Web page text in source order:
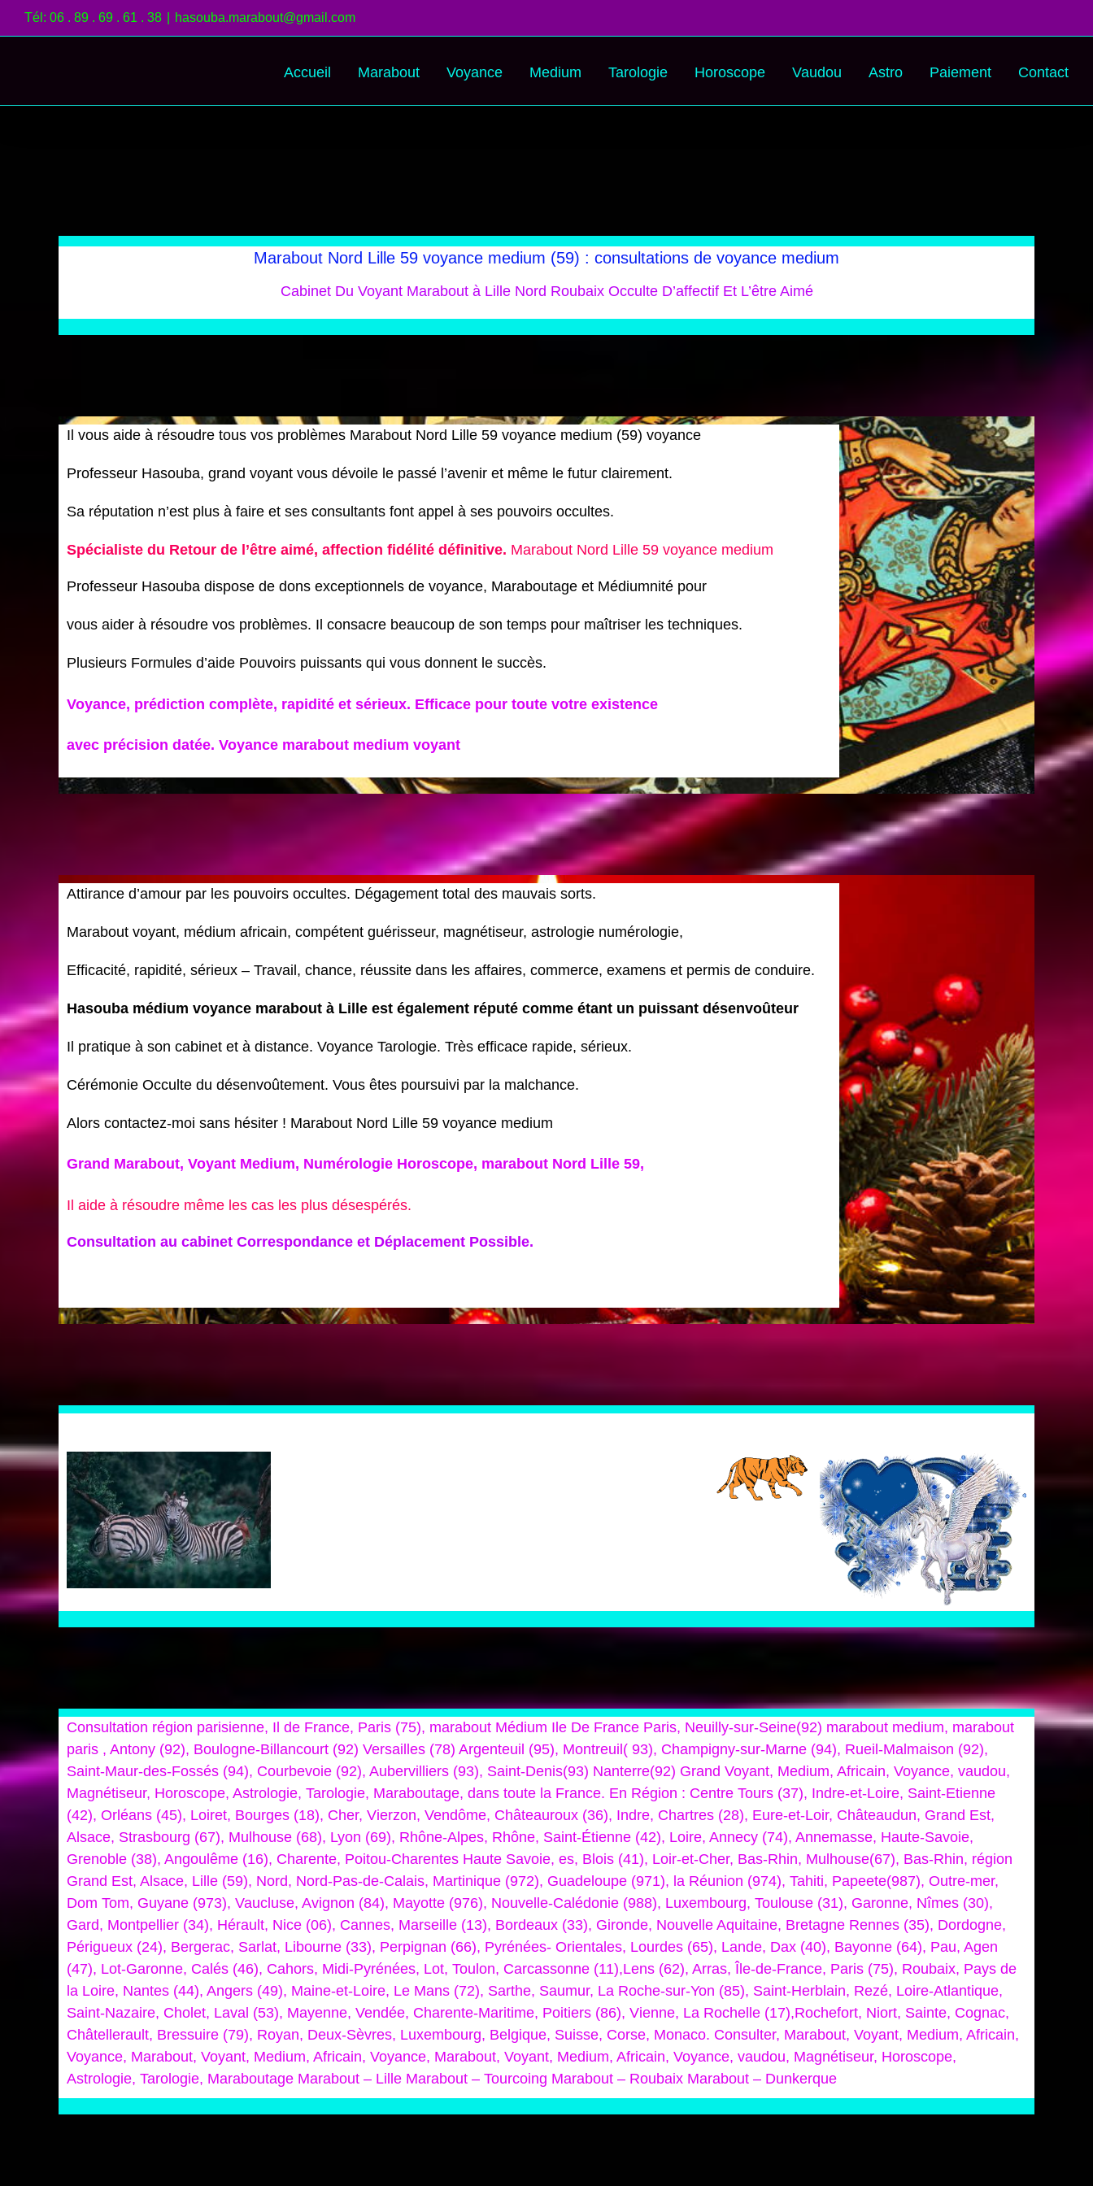
Passer
au
Tél: 06 . 89 . 69 . 61 . 38 hasouba.marabout@gmail.com
Accueil Marabout Voyance Medium Tarologie Horoscope Vaudou Astro Paiement Contact
Marabout Nord Lille 59 voyance medium (59) : consultations de voyance medium
Cabinet Du Voyant Marabout à Lille Nord Roubaix Occulte D’affectif Et L’être Aimé
Il vous aide à résoudre tous vos problèmes Marabout Nord Lille 59 voyance medium (59) voyance
Professeur Hasouba, grand voyant vous dévoile le passé l’avenir et même le futur clairement.
Sa réputation n’est plus à faire et ses consultants font appel à ses pouvoirs occultes.
Spécialiste du Retour de l’être aimé, affection fidélité définitive. Marabout Nord Lille 59 voyance medium
Professeur Hasouba dispose de dons exceptionnels de voyance, Maraboutage et Médiumnité pour
vous aider à résoudre vos problèmes. Il consacre beaucoup de son temps pour maîtriser les techniques.
Plusieurs Formules d’aide Pouvoirs puissants qui vous donnent le succès.
Voyance, prédiction complète, rapidité et sérieux. Efficace pour toute votre existence
avec précision datée. Voyance marabout medium voyant
Attirance d’amour par les pouvoirs occultes. Dégagement total des mauvais sorts.
Marabout voyant, médium africain, compétent guérisseur, magnétiseur, astrologie numérologie,
Efficacité, rapidité, sérieux – Travail, chance, réussite dans les affaires, commerce, examens et permis de conduire.
Hasouba médium voyance marabout à Lille est également réputé comme étant un puissant désenvoûteur
Il pratique à son cabinet et à distance. Voyance Tarologie. Très efficace rapide, sérieux.
Cérémonie Occulte du désenvoûtement. Vous êtes poursuivi par la malchance.
Alors contactez-moi sans hésiter ! Marabout Nord Lille 59 voyance medium
Grand Marabout, Voyant Medium, Numérologie Horoscope, marabout Nord Lille 59,
Il aide à résoudre même les cas les plus désespérés.
Consultation au cabinet Correspondance et Déplacement Possible.
Consultation région parisienne, Il de France, Paris (75), marabout Médium Ile De France Paris, Neuilly-sur-Seine(92) marabout medium, marabout
paris , Antony (92), Boulogne-Billancourt (92) Versailles (78) Argenteuil (95), Montreuil( 93), Champigny-sur-Marne (94), Rueil-Malmaison (92),
Saint-Maur-des-Fossés (94), Courbevoie (92), Aubervilliers (93), Saint-Denis(93) Nanterre(92) Grand Voyant, Medium, Africain, Voyance, vaudou,
Magnétiseur, Horoscope, Astrologie, Tarologie, Maraboutage, dans toute la France. En Région : Centre Tours (37), Indre-et-Loire, Saint-Etienne
(42), Orléans (45), Loiret, Bourges (18), Cher, Vierzon, Vendôme, Châteauroux (36), Indre, Chartres (28), Eure-et-Loir, Châteaudun, Grand Est,
Alsace, Strasbourg (67), Mulhouse (68), Lyon (69), Rhône-Alpes, Rhône, Saint-Étienne (42), Loire, Annecy (74), Annemasse, Haute-Savoie,
Grenoble (38), Angoulême (16), Charente, Poitou-Charentes Haute Savoie, es, Blois (41), Loir-et-Cher, Bas-Rhin, Mulhouse(67), Bas-Rhin, région
Grand Est, Alsace, Lille (59), Nord, Nord-Pas-de-Calais, Martinique (972), Guadeloupe (971), la Réunion (974), Tahiti, Papeete(987), Outre-mer,
Dom Tom, Guyane (973), Vaucluse, Avignon (84), Mayotte (976), Nouvelle-Calédonie (988), Luxembourg, Toulouse (31), Garonne, Nîmes (30),
Gard, Montpellier (34), Hérault, Nice (06), Cannes, Marseille (13), Bordeaux (33), Gironde, Nouvelle Aquitaine, Bretagne Rennes (35), Dordogne,
Périgueux (24), Bergerac, Sarlat, Libourne (33), Perpignan (66), Pyrénées- Orientales, Lourdes (65), Lande, Dax (40), Bayonne (64), Pau, Agen
(47), Lot-Garonne, Calés (46), Cahors, Midi-Pyrénées, Lot, Toulon, Carcassonne (11),Lens (62), Arras, Île-de-France, Paris (75), Roubaix, Pays de
la Loire, Nantes (44), Angers (49), Maine-et-Loire, Le Mans (72), Sarthe, Saumur, La Roche-sur-Yon (85), Saint-Herblain, Rezé, Loire-Atlantique,
Saint-Nazaire, Cholet, Laval (53), Mayenne, Vendée, Charente-Maritime, Poitiers (86), Vienne, La Rochelle (17),Rochefort, Niort, Sainte, Cognac,
Châtellerault, Bressuire (79), Royan, Deux-Sèvres, Luxembourg, Belgique, Suisse, Corse, Monaco. Consulter, Marabout, Voyant, Medium, Africain,
Voyance, Marabout, Voyant, Medium, Africain, Voyance, Marabout, Voyant, Medium, Africain, Voyance, vaudou, Magnétiseur, Horoscope,
Astrologie, Tarologie, Maraboutage Marabout – Lille Marabout – Tourcoing Marabout – Roubaix Marabout – Dunkerque